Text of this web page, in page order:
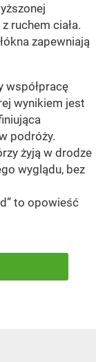
ruchem ciała.
zapewniają
współpracę
wynikiem jest
podróży.
żyją w drodze
wyglądu, bez
to opowieść